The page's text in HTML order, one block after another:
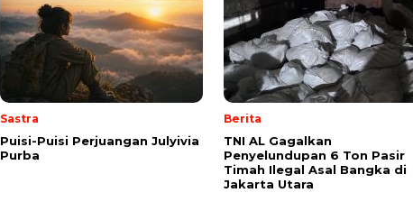
Sastra
Puisi-Puisi Perjuangan Julyivia
Purba
Berita
TNI AL Gagalkan
Penyelundupan 6 Ton Pasir
Timah Ilegal Asal Bangka di
Jakarta Utara